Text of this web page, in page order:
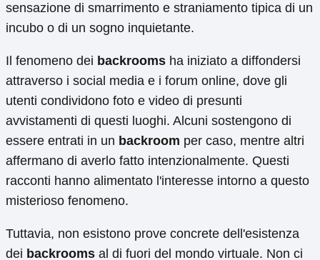
sensazione di smarrimento e straniamento tipica di un
incubo o di un sogno inquietante.
Il fenomeno dei backrooms ha iniziato a diffondersi
attraverso i social media e i forum online, dove gli
utenti condividono foto e video di presunti
avvistamenti di questi luoghi. Alcuni sostengono di
essere entrati in un backroom per caso, mentre altri
affermano di averlo fatto intenzionalmente. Questi
racconti hanno alimentato l'interesse intorno a questo
misterioso fenomeno.
Tuttavia, non esistono prove concrete dell'esistenza
dei backrooms al di fuori del mondo virtuale. Non ci